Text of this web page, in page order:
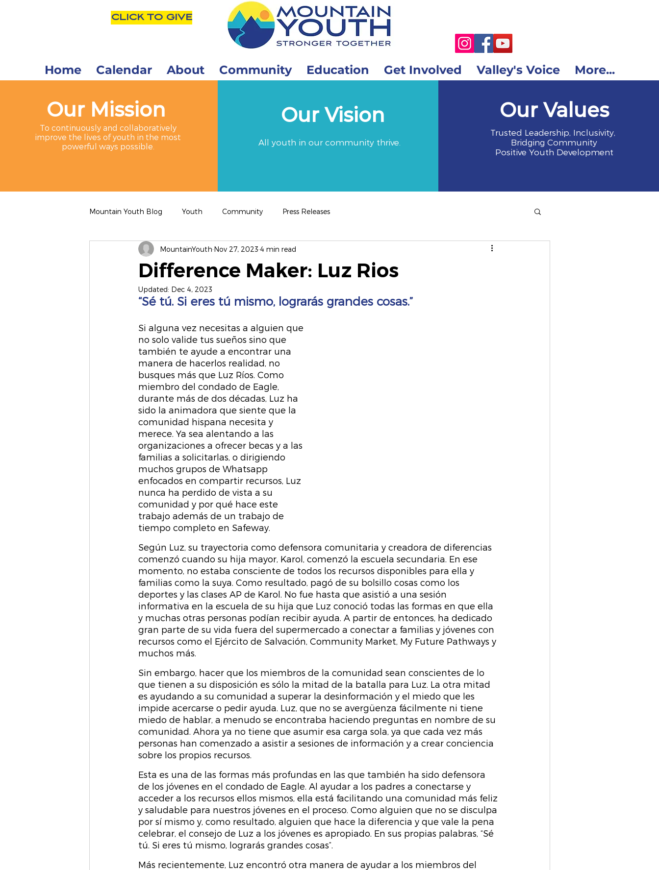
CLICK TO GIVE
Home Calendar About Community Education Get Involved Valley's Voice More...
Our Mission
To continuously and collaboratively
improve the lives of youth in the most
powerful ways possible.
Our Vision
All youth in our community thrive.
Our Values
Trusted Leadership, Inclusivity,
Bridging Community
Positive Youth Development
Mountain Youth Blog Youth Community Press Releases
Difference Maker: Luz Rios
MountainYouth Nov 27, 2023 4 min read
Updated: Dec 4, 2023
“Sé tú. Si eres tú mismo, lograrás grandes cosas.”
Si alguna vez necesitas a alguien que
no solo valide tus sueños sino que
también te ayude a encontrar una
manera de hacerlos realidad, no
busques más que Luz Ríos. Como
miembro del condado de Eagle,
durante más de dos décadas, Luz ha
sido la animadora que siente que la
comunidad hispana necesita y
merece. Ya sea alentando a las
organizaciones a ofrecer becas y a las
familias a solicitarlas, o dirigiendo
muchos grupos de Whatsapp
enfocados en compartir recursos, Luz
nunca ha perdido de vista a su
comunidad y por qué hace este
trabajo además de un trabajo de
tiempo completo en Safeway.
Según Luz, su trayectoria como defensora comunitaria y creadora de diferencias
comenzó cuando su hija mayor, Karol, comenzó la escuela secundaria. En ese
momento, no estaba consciente de todos los recursos disponibles para ella y
familias como la suya. Como resultado, pagó de su bolsillo cosas como los
deportes y las clases AP de Karol. No fue hasta que asistió a una sesión
informativa en la escuela de su hija que Luz conoció todas las formas en que ella
y muchas otras personas podían recibir ayuda. A partir de entonces, ha dedicado
gran parte de su vida fuera del supermercado a conectar a familias y jóvenes con
recursos como el Ejército de Salvación, Community Market, My Future Pathways y
muchos más.
Sin embargo, hacer que los miembros de la comunidad sean conscientes de lo
que tienen a su disposición es sólo la mitad de la batalla para Luz. La otra mitad
es ayudando a su comunidad a superar la desinformación y el miedo que les
impide acercarse o pedir ayuda. Luz, que no se avergüenza fácilmente ni tiene
miedo de hablar, a menudo se encontraba haciendo preguntas en nombre de su
comunidad. Ahora ya no tiene que asumir esa carga sola, ya que cada vez más
personas han comenzado a asistir a sesiones de información y a crear conciencia
sobre los propios recursos.
Esta es una de las formas más profundas en las que también ha sido defensora
de los jóvenes en el condado de Eagle. Al ayudar a los padres a conectarse y
acceder a los recursos ellos mismos, ella está facilitando una comunidad más feliz
y saludable para nuestros jóvenes en el proceso. Como alguien que no se disculpa
por sí mismo y, como resultado, alguien que hace la diferencia y que vale la pena
celebrar, el consejo de Luz a los jóvenes es apropiado. En sus propias palabras, “Sé
tú. Si eres tú mismo, lograrás grandes cosas”.
Más recientemente, Luz encontró otra manera de ayudar a los miembros del